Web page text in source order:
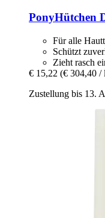
PonyHütchen
Für alle
Schützt
Zieht rasch
€ 15,22 (€ 304,40 /
Zustellung bis 13.